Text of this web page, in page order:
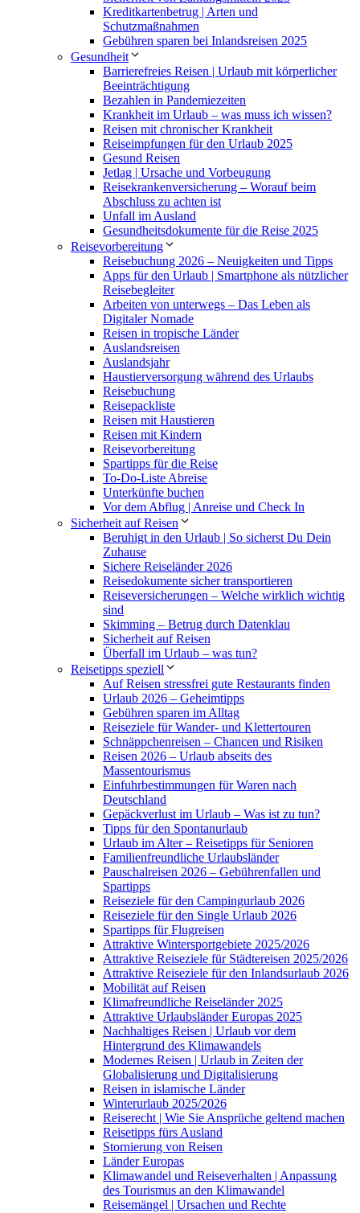
Kreditkartenbetrug | Arten und
Schutzmaßnahmen
Gebühren sparen bei Inlandsreisen 2025
Gesundheit
Barrierefreies Reisen | Urlaub mit körperlicher
Beeinträchtigung
Bezahlen in Pandemiezeiten
Krankheit im Urlaub – was muss ich wissen?
Reisen mit chronischer Krankheit
Reiseimpfungen für den Urlaub 2025
Gesund Reisen
Jetlag | Ursache und Vorbeugung
Reisekrankenversicherung – Worauf beim
Abschluss zu achten ist
Unfall im Ausland
Gesundheitsdokumente für die Reise 2025
Reisevorbereitung
Reisebuchung 2026 – Neuigkeiten und Tipps
Apps für den Urlaub | Smartphone als nützlicher
Reisebegleiter
Arbeiten von unterwegs – Das Leben als
Digitaler Nomade
Reisen in tropische Länder
Auslandsreisen
Auslandsjahr
Haustierversorgung während des Urlaubs
Reisebuchung
Reisepackliste
Reisen mit Haustieren
Reisen mit Kindern
Reisevorbereitung
Spartipps für die Reise
To-Do-Liste Abreise
Unterkünfte buchen
Vor dem Abflug | Anreise und Check In
Sicherheit auf Reisen
Beruhigt in den Urlaub | So sicherst Du Dein
Zuhause
Sichere Reiseländer 2026
Reisedokumente sicher transportieren
Reiseversicherungen – Welche wirklich wichtig
sind
Skimming – Betrug durch Datenklau
Sicherheit auf Reisen
Überfall im Urlaub – was tun?
Reisetipps speziell
Auf Reisen stressfrei gute Restaurants finden
Urlaub 2026 – Geheimtipps
Gebühren sparen im Alltag
Reiseziele für Wander- und Klettertouren
Schnäppchenreisen – Chancen und Risiken
Reisen 2026 – Urlaub abseits des
Massentourismus
Einfuhrbestimmungen für Waren nach
Deutschland
Gepäckverlust im Urlaub – Was ist zu tun?
Tipps für den Spontanurlaub
Urlaub im Alter – Reisetipps für Senioren
Familienfreundliche Urlaubsländer
Pauschalreisen 2026 – Gebührenfallen und
Spartipps
Reiseziele für den Campingurlaub 2026
Reiseziele für den Single Urlaub 2026
Spartipps für Flugreisen
Attraktive Wintersportgebiete 2025/2026
Attraktive Reiseziele für Städtereisen 2025/2026
Attraktive Reiseziele für den Inlandsurlaub 2026
Mobilität auf Reisen
Klimafreundliche Reiseländer 2025
Attraktive Urlaubsländer Europas 2025
Nachhaltiges Reisen | Urlaub vor dem
Hintergrund des Klimawandels
Modernes Reisen | Urlaub in Zeiten der
Globalisierung und Digitalisierung
Reisen in islamische Länder
Winterurlaub 2025/2026
Reiserecht | Wie Sie Ansprüche geltend machen
Reisetipps fürs Ausland
Stornierung von Reisen
Länder Europas
Klimawandel und Reiseverhalten | Anpassung
des Tourismus an den Klimawandel
Reisemängel | Ursachen und Rechte